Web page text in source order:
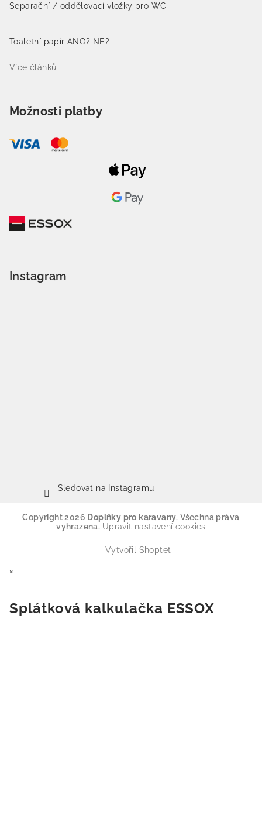
Separační / oddělovací vložky pro WC
Toaletní papír ANO? NE?
Více článků
Možnosti platby
Instagram
Sledovat na Instagramu
Copyright 2026 Doplňky pro karavany. Všechna práva
vyhrazena. Upravit nastavení cookies
Vytvořil Shoptet
×
Splátková kalkulačka ESSOX